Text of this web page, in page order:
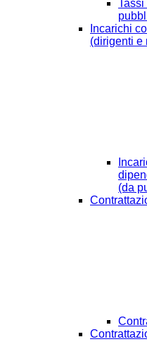
Tassi
Incarichi
(dirigenti e
(da